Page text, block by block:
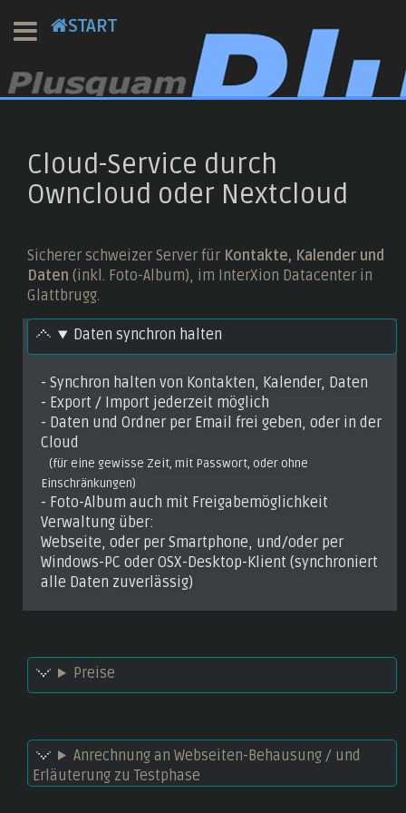
START
Cloud-Service durch
Owncloud oder Nextcloud
Sicherer schweizer Server für Kontakte, Kalender und
Daten (inkl. Foto-Album), im InterXion Datacenter in
Glattbrugg.
Daten synchron halten
- Synchron halten von Kontakten, Kalender, Daten
- Export / Import jederzeit möglich
- Daten und Ordner per Email frei geben, oder in der
Cloud
(für eine gewisse Zeit, mit Passwort, oder ohne
Einschränkungen)
- Foto-Album auch mit Freigabemöglichkeit
Verwaltung über:
Webseite, oder per Smartphone, und/oder per
Windows-PC oder OSX-Desktop-Klient (synchroniert
alle Daten zuverlässig)
Preise
Anrechnung an Webseiten-Behausung / und
Erläuterung zu Testphase